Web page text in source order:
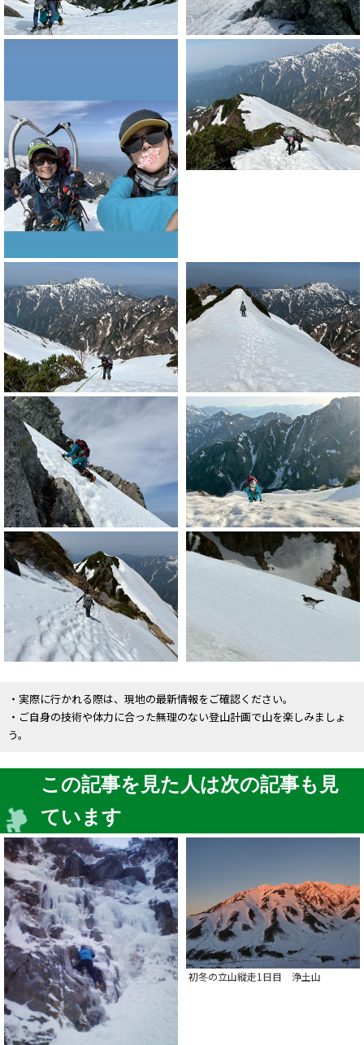
・実際に行かれる際は、現地の最新情報をご確認ください。
・ご自身の技術や体力に合った無理のない登山計画で山を楽しみましょ
う。
この記事を見た人は次の記事も見
ています
初冬の立山縦走1日目 浄土山